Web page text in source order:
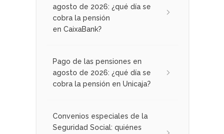
agosto de 2026: ¿qué día se
cobra la pensión
en CaixaBank?
Pago de las pensiones en
agosto de 2026: ¿qué día se
cobra la pensión en Unicaja?
Convenios especiales de la
Seguridad Social: quiénes